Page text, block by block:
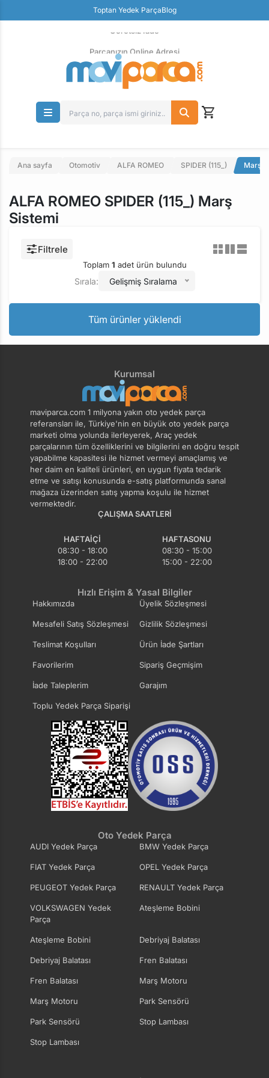
Toptan Yedek ParçaBlog
Güvenli Ödeme
Parçanızın Online Adresi
Ana sayfa Otomotiv ALFA ROMEO SPIDER (115_) Marş
ALFA ROMEO SPIDER (115_) Marş
Sistemi
Filtrele
Toplam 1 adet ürün bulundu
Sırala: Gelişmiş Sıralama
Tüm ürünler yüklendi
Kurumsal
maviparca.com 1 milyona yakın oto yedek parça
referansları ile, Türkiye'nin en büyük oto yedek parça
marketi olma yolunda ilerleyerek, Araç yedek
parçalarının tüm özelliklerini ve bilgilerini en doğru tespit
yapabilme kapasitesi ile hizmet vermeyi amaçlamış ve
her daim en kaliteli ürünleri, en uygun fiyata tedarik
etme ve satışı konusunda e-satış platformunda sanal
mağaza üzerinden satış yapma koşulu ile hizmet
vermektedir.
ÇALIŞMA SAATLERI
HAFTAIÇI
08:30 - 18:00
18:00 - 22:00
HAFTASONU
08:30 - 15:00
15:00 - 22:00
Hızlı Erişim & Yasal Bilgiler
Hakkımızda Üyelik Sözleşmesi
Mesafeli Satış Sözleşmesi Gizlilik Sözleşmesi
Teslimat Koşulları Ürün İade Şartları
Favorilerim Sipariş Geçmişim
İade Taleplerim Garajım
Toplu Yedek Parça Siparişi
Oto Yedek Parça
AUDI Yedek Parça BMW Yedek Parça
FIAT Yedek Parça OPEL Yedek Parça
PEUGEOT Yedek Parça RENAULT Yedek Parça
VOLKSWAGEN Yedek
Parça
Ateşleme Bobini
Ateşleme Bobini Debriyaj Balatası
Debriyaj Balatası Fren Balatası
Fren Balatası Marş Motoru
Marş Motoru Park Sensörü
Park Sensörü Stop Lambası
Stop Lambası